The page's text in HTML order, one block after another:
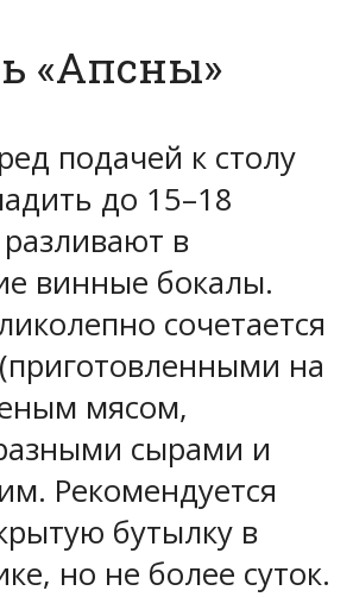
«Апсны»
подачей к столу
до 15–18
в
винные бокалы.
сочетается
на
мясом,
сырами и
Рекомендуется
бутылку в
но не более суток.